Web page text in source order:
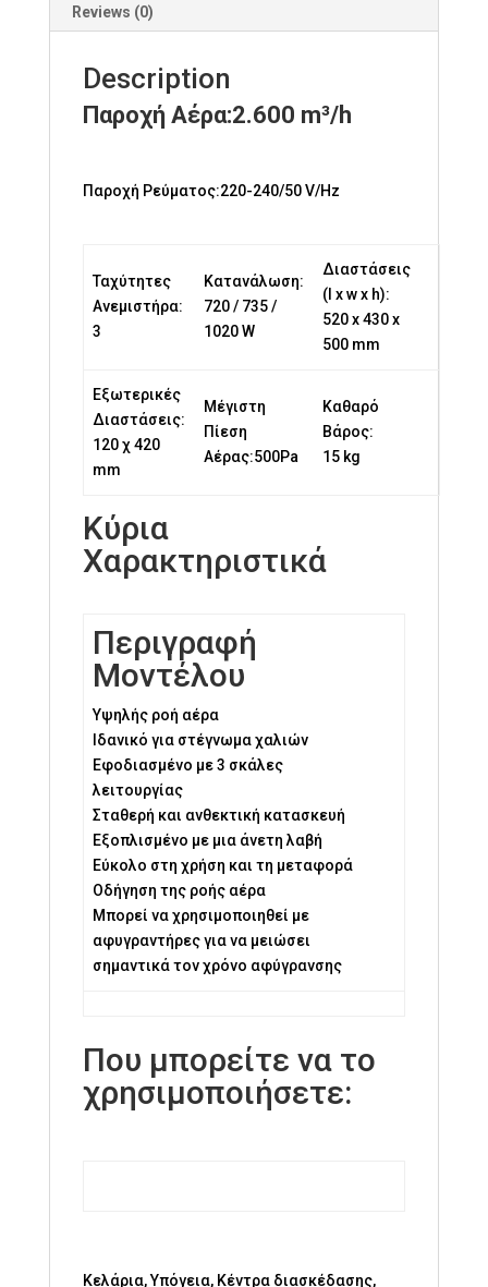
Reviews (0)
Description
Παροχή Αέρα:2.600 m³/h
Παροχή Ρεύματος:220-240/50 V/Hz
Ταχύτητες
Ανεμιστήρα:
3
Κατανάλωση:
720 / 735 /
1020 W
Διαστάσεις
(l x w x h):
520 x 430 x
500 mm
Εξωτερικές
Διαστάσεις:
120 χ 420
mm
Μέγιστη
Πίεση
Αέρας:500Pa
Καθαρό
Βάρος:
15 kg
Κύρια
Χαρακτηριστικά
Περιγραφή
Μοντέλου
Υψηλής ροή αέρα
Ιδανικό για στέγνωμα χαλιών
Εφοδιασμένο με 3 σκάλες
λειτουργίας
Σταθερή και ανθεκτική κατασκευή
Εξοπλισμένο με μια άνετη λαβή
Εύκολο στη χρήση και τη μεταφορά
Οδήγηση της ροής αέρα
Μπορεί να χρησιμοποιηθεί με
αφυγραντήρες για να μειώσει
σημαντικά τον χρόνο αφύγρανσης
Που μπορείτε να το
χρησιμοποιήσετε:
Κελάρια, Υπόγεια, Κέντρα διασκέδασης,